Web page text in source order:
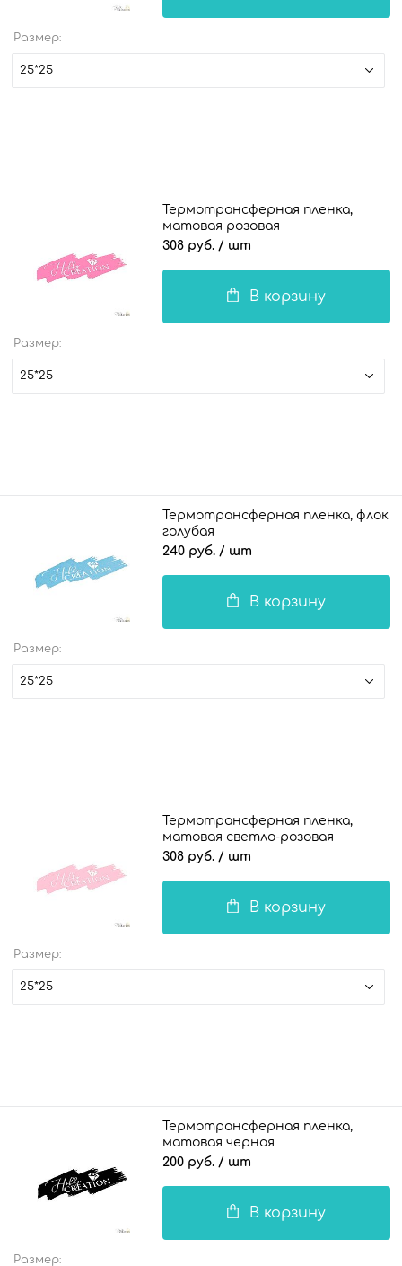
Размер:
25*25
Термотрансферная пленка,
матовая розовая
308 руб. / шт
В корзину
Размер:
25*25
Термотрансферная пленка, флок
голубая
240 руб. / шт
В корзину
Размер:
25*25
Термотрансферная пленка,
матовая светло-розовая
308 руб. / шт
В корзину
Размер:
25*25
Термотрансферная пленка,
матовая черная
200 руб. / шт
В корзину
Размер: